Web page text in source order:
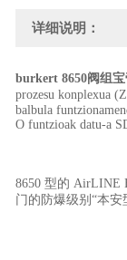
详细说明：
burkert 8650阀组
prozesu konplexua
balbula
O funtzioak datu-a
8650 型的 AirLINE
门的防爆级别“本